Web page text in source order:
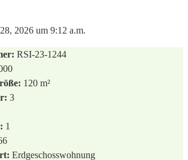
2026 um 9:12 a.m.
RSI-23-1244
120 m²
3
1
Erdgeschosswohnung